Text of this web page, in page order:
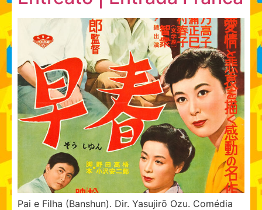
Pai e Filha (Banshun). Dir. Yasujirō Ozu. Comédia